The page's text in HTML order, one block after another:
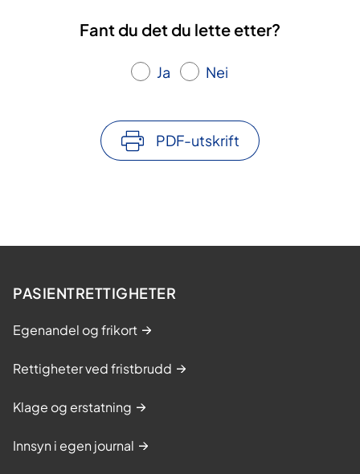
Fant du det du lette etter?
Ja Nei
PDF-utskrift
PASIENTRETTIGHETER
Egenandel og frikort
Rettigheter ved fristbrudd
Klage og erstatning
Innsyn i egen journal